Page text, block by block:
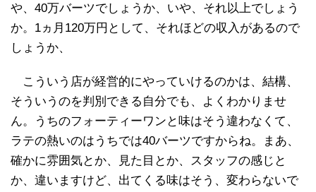
や、40万バーツでしょうか、いや、それ以上でしょう
か。1ヵ月120万円として、それほどの収入があるので
しょうか、
こういう店が経営的にやっていけるのかは、結構、
そういうのを判別できる自分でも、よくわかりませ
ん。うちのフォーティーワンと味はそう違わなくて、
ラテの熱いのはうちでは40バーツですからね。まあ、
確かに雰囲気とか、見た目とか、スタッフの感じと
か、違いますけど、出てくる味はそう、変わらないで